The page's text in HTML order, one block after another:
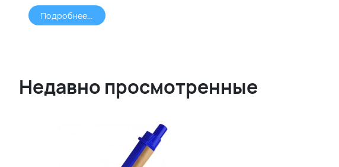
Недавно просмотренные